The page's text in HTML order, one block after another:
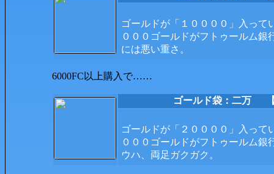
ゴールドが「１００００」入って
０００ゴールドがフトゥールム
には悪い重さ。
6000FC以上購入で……
ゴールド袋：二万 【
ゴールドが「２００００」入って
０００ゴールドがフトゥールム
ウハ、両足ガクガク。